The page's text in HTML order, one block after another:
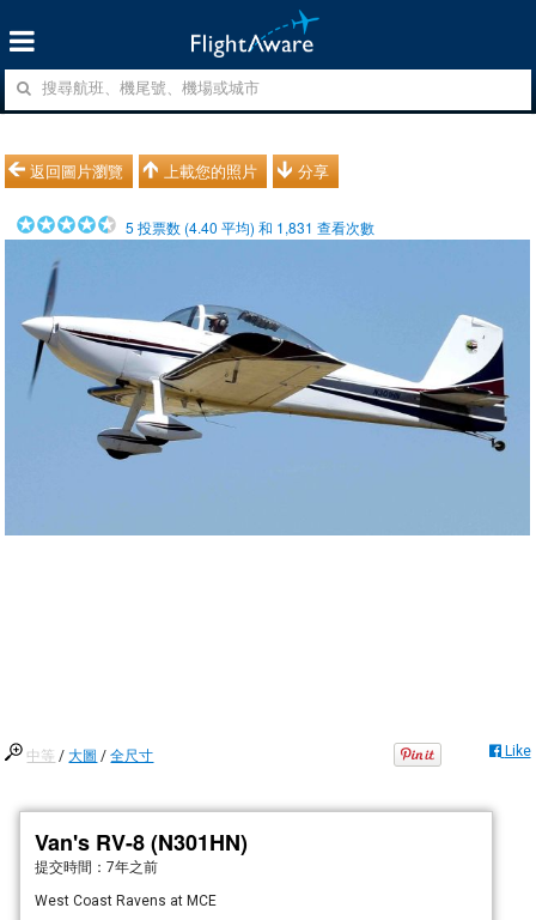
返回圖片瀏覽 上載您的照片 分享
5 投票数 (4.40 平均) 和 1,831 查看次數
中等 /大圖 /全尺寸 Like
Van's RV-8 (N301HN)
提交時間：7年之前
West Coast Ravens at MCE